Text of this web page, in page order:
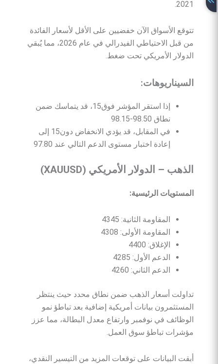
2021.
تتوقع الأسواق الآن خفضيين على الأقل لأسعار الفائدة
من قبل الاحتياطي الفيدرالي في عام 2026، مما يُبقي
الدولار الأمريكي تحت ضغط.
السيناريوهات:
إذا استقر المؤشر فوق15، قد يتماسك ضمن
نطاق 98.50-98.15
في المقابل، قد يؤدي الانخفاض دون15 إلى
إعادة اختبار مستوى الدعم التالي عند 97.80
الذهب – الدولار الأمريكي (XAUUSD)
المستويات الرئيسية:
المقاومة الثانية: 4345
المقاومة الأولى: 4308
الإغلاق: 4400
الدعم الأول: 4285
الدعم الثاني: 4260
تداولت أسعار الذهب ضمن نطاق محدد حيث ينتظر
المستثمرون بيانات أمريكية إضافية بعد تباطؤ نمو
الوظائف في نوفمبر وارتفاع معدل البطالة، مما عزز
مؤشرات تباطؤ سوق العمل.
أبقت البيانات على توقعات المزيد من التيسير النقدي،